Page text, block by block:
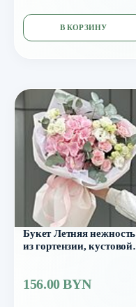
В КОРЗИНУ
Букет Летняя нежность
из гортензии, кустовой
156.00 BYN